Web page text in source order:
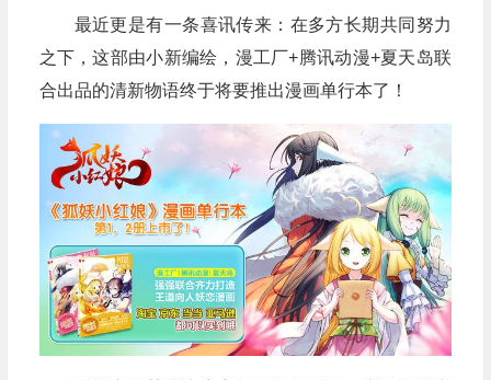
最近更是有一条喜讯传来：在多方长期共同努力
之下，这部由小新编绘，漫工厂+腾讯动漫+夏天岛联
合出品的清新物语终于将要推出漫画单行本了！